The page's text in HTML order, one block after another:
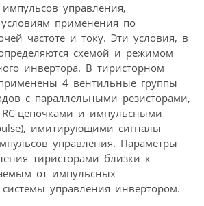
управления,
условиям применения по
частоте и току. Эти условия, в
схемой и режимом
инвертора. В тиристорном
4 вентильные группы
с параллельными резисторами,
цепочками и импульсными
имитирующими сигналы
управления. Параметры
тиристорами близки к
от импульсных
управления инвертором.